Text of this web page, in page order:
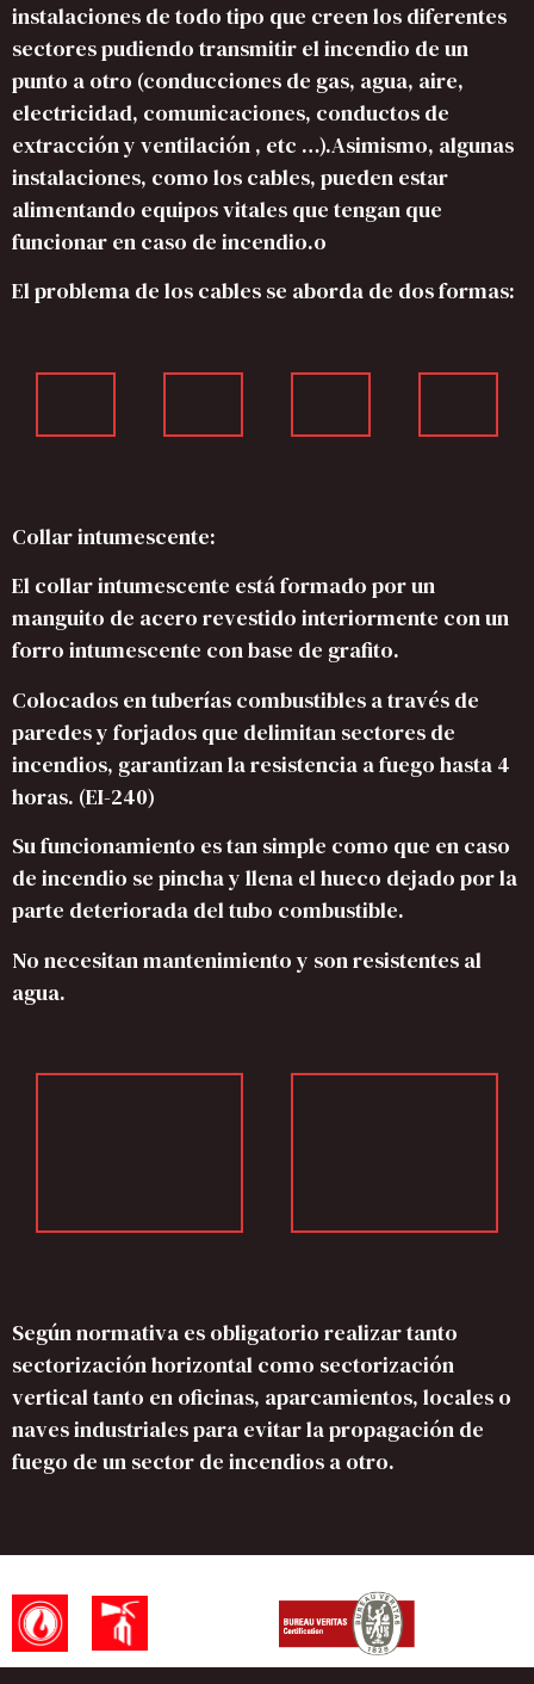
instalaciones de todo tipo que creen los diferentes
sectores pudiendo transmitir el incendio de un
punto a otro (conducciones de gas, agua, aire,
electricidad, comunicaciones, conductos de
extracción y ventilación , etc …).Asimismo, algunas
instalaciones, como los cables, pueden estar
alimentando equipos vitales que tengan que
funcionar en caso de incendio.o
El problema de los cables se aborda de dos formas:
Collar intumescente:
El collar intumescente está formado por un
manguito de acero revestido interiormente con un
forro intumescente con base de grafito.
Colocados en tuberías combustibles a través de
paredes y forjados que delimitan sectores de
incendios, garantizan la resistencia a fuego hasta 4
horas. (EI-240)
Su funcionamiento es tan simple como que en caso
de incendio se pincha y llena el hueco dejado por la
parte deteriorada del tubo combustible.
No necesitan mantenimiento y son resistentes al
agua.
Según normativa es obligatorio realizar tanto
sectorización horizontal como sectorización
vertical tanto en oficinas, aparcamientos, locales o
naves industriales para evitar la propagación de
fuego de un sector de incendios a otro.